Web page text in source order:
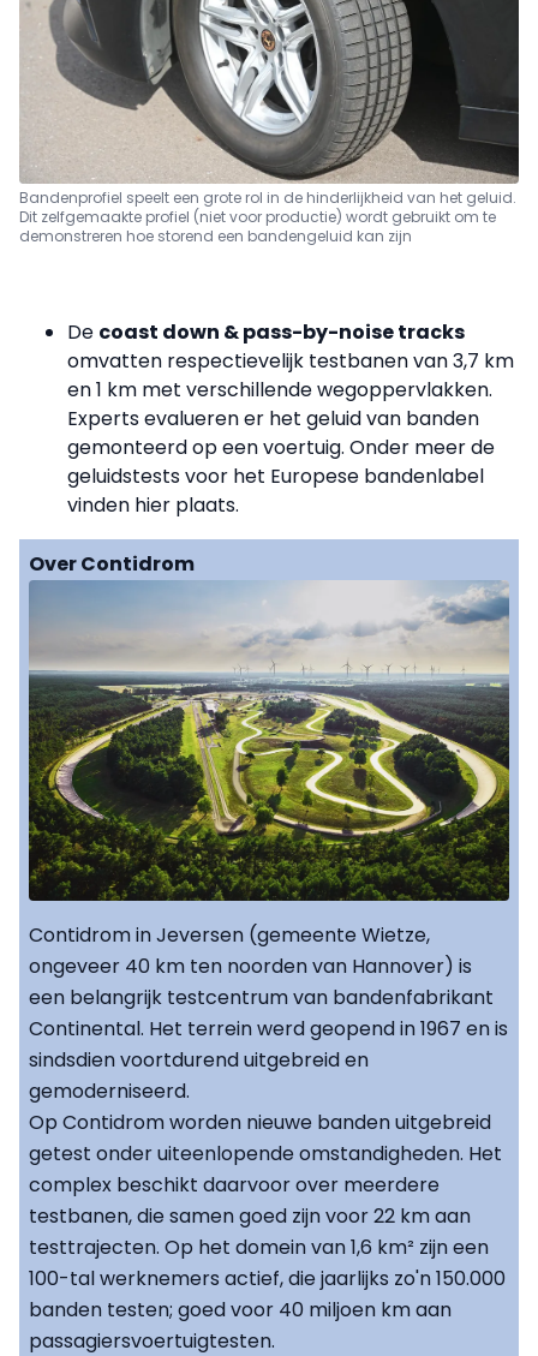
Bandenprofiel speelt een grote rol in de hinderlijkheid van het geluid.
Dit zelfgemaakte profiel (niet voor productie) wordt gebruikt om te
demonstreren hoe storend een bandengeluid kan zijn
De coast down & pass-by-noise tracks
omvatten respectievelijk testbanen van 3,7 km
en 1 km met verschillende wegoppervlakken.
Experts evalueren er het geluid van banden
gemonteerd op een voertuig. Onder meer de
geluidstests voor het Europese bandenlabel
vinden hier plaats.
Over Contidrom
Contidrom in Jeversen (gemeente Wietze,
ongeveer 40 km ten noorden van Hannover) is
een belangrijk testcentrum van bandenfabrikant
Continental. Het terrein werd geopend in 1967 en is
sindsdien voortdurend uitgebreid en
gemoderniseerd.
Op Contidrom worden nieuwe banden uitgebreid
getest onder uiteenlopende omstandigheden. Het
complex beschikt daarvoor over meerdere
testbanen, die samen goed zijn voor 22 km aan
testtrajecten. Op het domein van 1,6 km² zijn een
100-tal werknemers actief, die jaarlijks zo'n 150.000
banden testen; goed voor 40 miljoen km aan
passagiersvoertuigtesten.